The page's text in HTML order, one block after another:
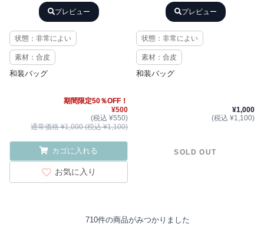
プレビュー
状態：非常によい
素材：合皮
和装バッグ
期間限定50％OFF！
¥500
(税込 ¥550)
通常価格 ¥1,000 (税込 ¥1,100)
カゴに入れる
お気に入り
プレビュー
状態：非常によい
素材：合皮
和装バッグ
¥1,000
(税込 ¥1,100)
SOLD OUT
710件の商品がみつかりました